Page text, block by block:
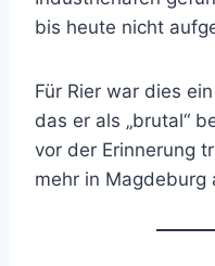
bis heute nicht
Für Rier war dies
das er als „brutal“
vor der Erinnerung
mehr in Magdeburg